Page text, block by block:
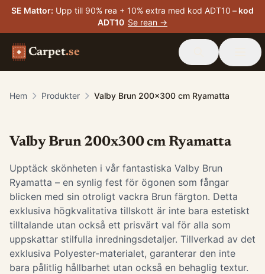
SE Mattor: Upp till 90% rea + 10% extra med kod ADT10 – kod
ADT10 Se rean →
Carpet.se
Hem Produkter Valby Brun 200x300 cm Ryamatta
Valby Brun 200x300 cm Ryamatta
Upptäck skönheten i vår fantastiska Valby Brun
Ryamatta – en synlig fest för ögonen som fångar
blicken med sin otroligt vackra Brun färgton. Detta
exklusiva högkvalitativa tillskott är inte bara estetiskt
tilltalande utan också ett prisvärt val för alla som
uppskattar stilfulla inredningsdetaljer. Tillverkad av det
exklusiva Polyester-materialet, garanterar den inte
bara pålitlig hållbarhet utan också en behaglig textur.